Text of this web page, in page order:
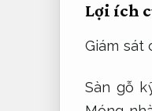
Lợi ích
Giám sát
Sàn gỗ